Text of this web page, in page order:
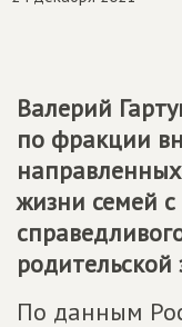
Валерий
по фракции
жизни семей
По данным